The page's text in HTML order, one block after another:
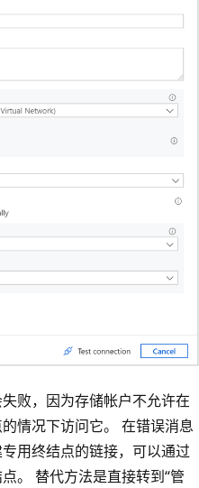
败，因为存储帐户不允许在
情况下访问它。 在错误消息
用终结点的链接，可以通过
。 替代方法是直接转到“管